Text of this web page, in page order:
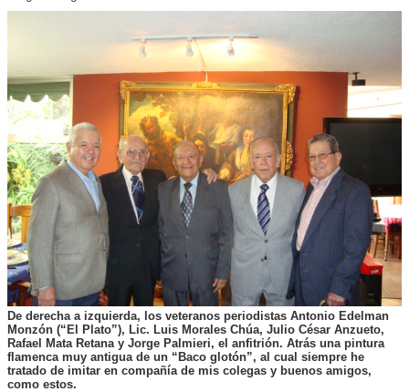
De derecha a izquierda, los veteranos periodistas Antonio Edelman
Monzón (“El Plato”), Lic. Luis Morales Chúa, Julio César Anzueto,
Rafael Mata Retana y Jorge Palmieri, el anfitrión. Atrás una pintura
flamenca muy antigua de un “Baco glotón”, al cual siempre he
tratado de imitar en compañía de mis colegas y buenos amigos,
como estos.